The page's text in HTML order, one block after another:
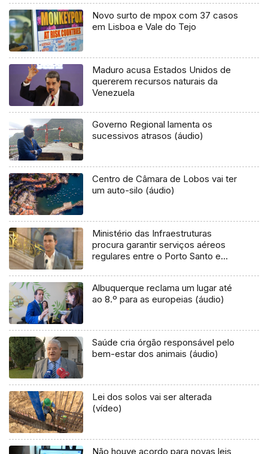
Novo surto de mpox com 37 casos
em Lisboa e Vale do Tejo
Maduro acusa Estados Unidos de
quererem recursos naturais da
Venezuela
Governo Regional lamenta os
sucessivos atrasos (áudio)
Centro de Câmara de Lobos vai ter
um auto-silo (áudio)
Ministério das Infraestruturas
procura garantir serviços aéreos
regulares entre o Porto Santo e
Albuquerque reclama um lugar até
ao 8.º para as europeias (áudio)
Saúde cria órgão responsável pelo
bem-estar dos animais (áudio)
Lei dos solos vai ser alterada
(vídeo)
Não houve acordo para novas leis